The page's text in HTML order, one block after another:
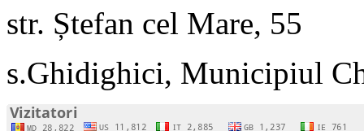
str. Ștefan cel Mare, 55
s.Ghidighici, Municipiul